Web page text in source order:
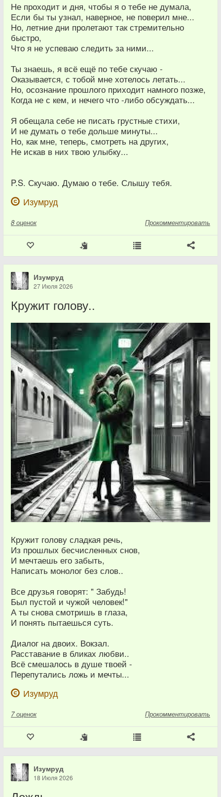
Не проходит и дня, чтобы я о тебе не думала,
Если бы ты узнал, наверное, не поверил мне...
Но, летние дни пролетают так стремительно
быстро,
Что я не успеваю следить за ними...
Ты знаешь, я всё ещё по тебе скучаю -
Оказывается, с тобой мне хотелось летать...
Но, осознание прошлого приходит намного позже,
Когда не с кем, и нечего что -либо обсуждать...
Я обещала себе не писать грустные стихи,
И не думать о тебе дольше минуты...
Но, как мне, теперь, смотреть на других,
Не искав в них твою улыбку...
P.S. Скучаю. Думаю о тебе. Слышу тебя.
Изумруд
8 оценок Прокомментировать
Изумруд
27 Июля 2026
Кружит голову..
Кружит голову сладкая речь,
Из прошлых бесчисленных снов,
И мечтаешь его забыть,
Написать монолог без слов..
Все друзья говорят: " Забудь!
Был пустой и чужой человек!"
А ты снова смотришь в глаза,
И понять пытаешься суть.
Диалог на двоих. Вокзал.
Расставание в бликах любви..
Всё смешалось в душе твоей -
Перепутались ложь и мечты...
Изумруд
7 оценок Прокомментировать
Изумруд
18 Июля 2026